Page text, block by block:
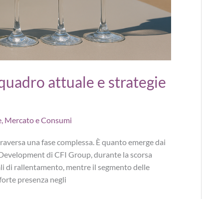
attuale e strategie
, Mercato e Consumi
una fase complessa. È quanto emerge dai
di CFI Group, durante la scorsa
di rallentamento, mentre il segmento delle
presenza negli